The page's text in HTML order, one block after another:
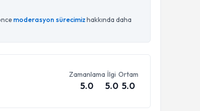
moderasyon sürecimizhakkında daha
Zamanlama
5.0
İlgi
5.0
Ortam
5.0